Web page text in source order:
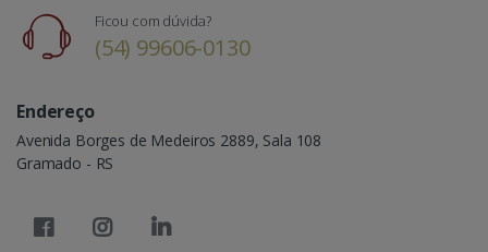
Ficou com dúvida?
(54) 99606-0130
Endereço
Avenida Borges de Medeiros 2889, Sala 108
Gramado - RS